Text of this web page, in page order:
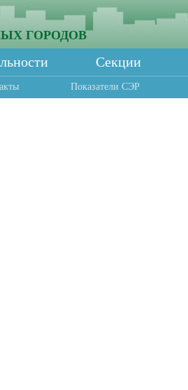
ГОРОДОВ
Секции
Показатели СЭР